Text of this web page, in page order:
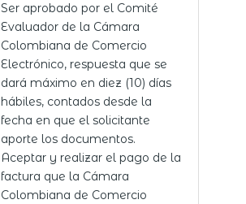
Ser aprobado por el Comité
Evaluador de la Cámara
Colombiana de Comercio
Electrónico, respuesta que se
dará máximo en diez (10) días
hábiles, contados desde la
fecha en que el solicitante
aporte los documentos.
Aceptar y realizar el pago de la
factura que la Cámara
Colombiana de Comercio